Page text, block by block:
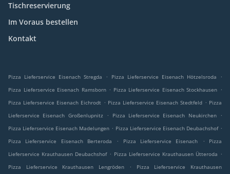
Tischreservierung
Im Voraus bestellen
Kontakt
Pizza Lieferservice Eisenach Stregda . Pizza Lieferservice Eisenach Hötzelsroda
.
Pizza Lieferservice Eisenach Ramsborn . Pizza Lieferservice Eisenach Stockhausen .
Pizza Lieferservice Eisenach Eichrodt . Pizza Lieferservice Eisenach Stedtfeld . Pizza
Lieferservice Eisenach Großenlupnitz
. Pizza Lieferservice Eisenach Neukirchen
.
Pizza Lieferservice Eisenach Madelungen . Pizza Lieferservice Eisenach Deubachshof .
Pizza Lieferservice Eisenach Berteroda
. Pizza Lieferservice Eisenach .
Pizza
Lieferservice Krauthausen Deubachshof . Pizza Lieferservice Krauthausen Ütteroda .
Pizza Lieferservice Krauthausen Lengröden
.
Pizza Lieferservice Krauthausen